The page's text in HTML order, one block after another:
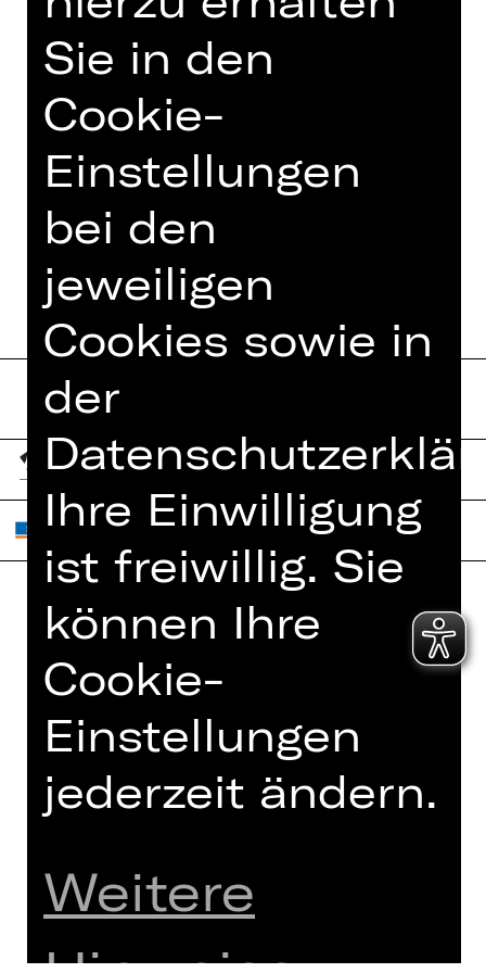
it.
TEAM
TERMINE UND BESETZUNG
Home
Spielplan
Künstler*innen
Newsletter
Kartenkauf
Abos 26/27
Kontakt
Jobs
Interner Bereich
AGB
Datenschutz
Sie in den
Cookie-
Einstellungen
bei den
jeweiligen
Cookies sowie in
der
Ihre Einwilligung
ist freiwillig. Sie
können Ihre
Cookie-
Einstellungen
jederzeit ändern.
Weitere